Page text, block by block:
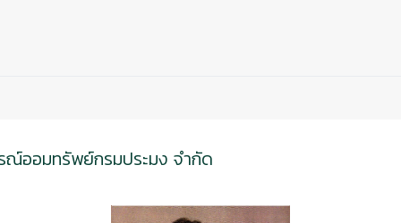
ณ์ออมทรัพย์กรมประมง จำกัด